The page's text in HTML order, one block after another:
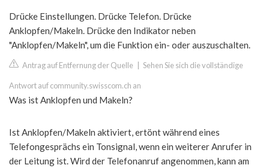
Drücke Einstellungen. Drücke Telefon. Drücke
Anklopfen/Makeln. Drücke den Indikator neben
"Anklopfen/Makeln", um die Funktion ein- oder auszuschalten.
Antrag auf Entfernung der Quelle Sehen Sie sich die vollständige
Antwort auf community.swisscom.ch an
Was ist Anklopfen und Makeln?
Ist Anklopfen/Makeln aktiviert, ertönt während eines
Telefongesprächs ein Tonsignal, wenn ein weiterer Anrufer in
der Leitung ist. Wird der Telefonanruf angenommen, kann am